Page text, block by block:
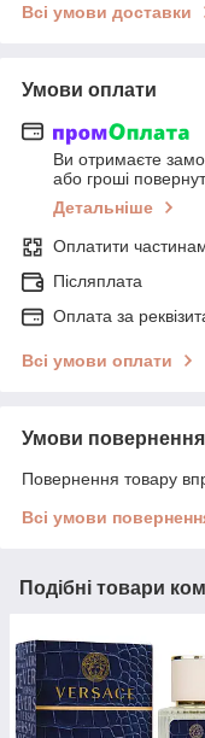
Всі умови доставки
Умови оплати
Ви отримаєте
або гроші
Детальніше
Оплатити
Післяплата
Оплата за
Всі умови оплати
Умови повернення
Повернення товару
Всі умови
Подібні товари